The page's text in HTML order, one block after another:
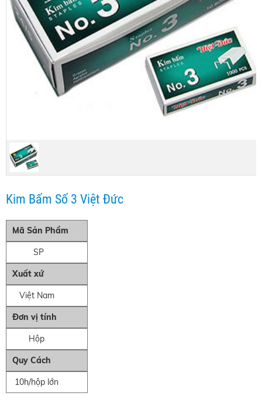
Kim Bấm Số 3 Việt Đức
Mã Sản Phẩm
SP
Xuất xứ
Việt Nam
Đơn vị tính
Hộp
Quy Cách
10h/hộp lớn